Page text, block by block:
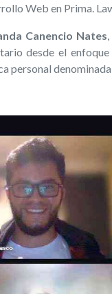
Web en Prima.
Canencio Nates
desde el
personal denominada